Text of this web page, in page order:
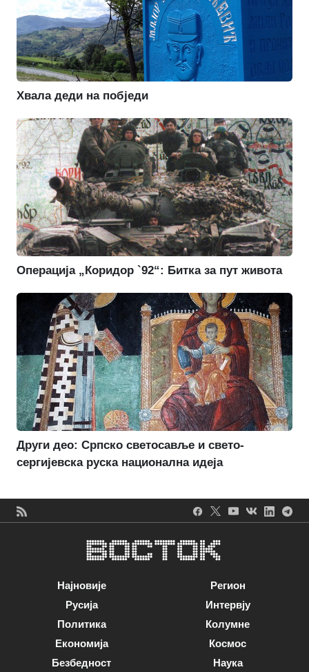
Хвала деди на побједи
Операција „Коридор `92“: Битка за пут живота
Други део: Српско светосавље и свето-
сергијевска руска национална идеја
Најновије
Русија
Политика
Економија
Безбедност
Регион
Интервју
Колумне
Космос
Наука